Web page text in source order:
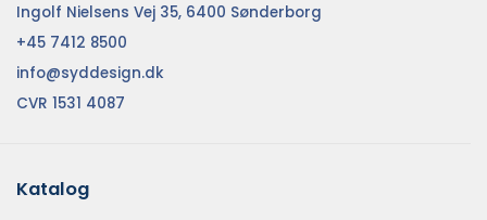
Ingolf Nielsens Vej 35, 6400 Sønderborg
+45 7412 8500
info@syddesign.dk
CVR 1531 4087
Katalog